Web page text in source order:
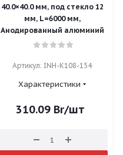
40.0×40.0 мм, под стекло 12
мм, L=6000 мм,
Анодированный алюминий
Артикул: INH-K108-154
Характеристики
310.09Br/шт